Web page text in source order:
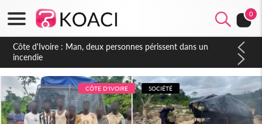
0
Côte d'Ivoire : Séileu, la célébration de la fête nationale
transformée en vaste campagne contre les produits
dépigmentants dangereux
CÔTE D'IVOIRE SOCIÉTÉ